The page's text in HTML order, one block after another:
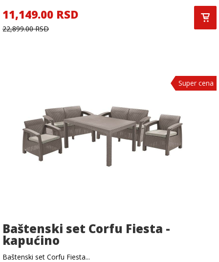
11,149.00 RSD
22,899.00 RSD
Super cena
Baštenski set Corfu Fiesta -
kapućino
Baštenski set Corfu Fiesta...